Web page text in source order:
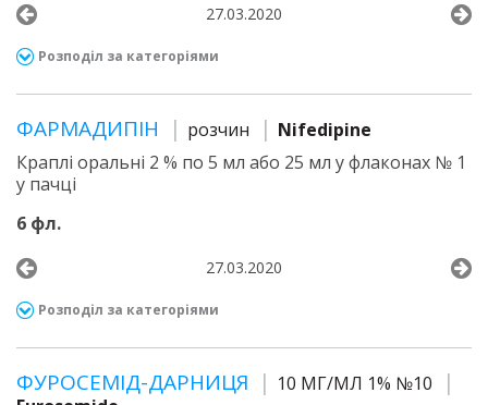
27.03.2020
Розподіл за категоріями
ФАРМАДИПІН розчин
Nifedipine
Краплі оральні 2 % по 5 мл або 25 мл у флаконах № 1
у пачці
6 фл.
27.03.2020
Розподіл за категоріями
ФУРОСЕМІД-ДАРНИЦЯ
10 МГ/МЛ 1% №10